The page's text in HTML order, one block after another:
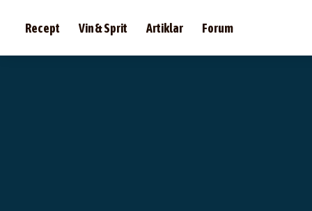
Recept Vin & Sprit Artiklar Forum